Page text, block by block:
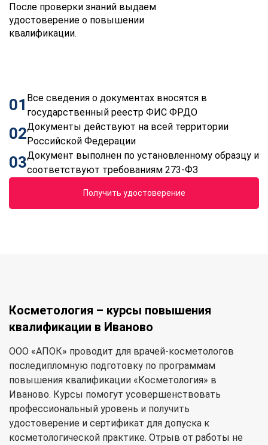
После проверки знаний выдаем
удостоверение о повышении
квалификации.
01 Все сведения о документах вносятся в
государственный реестр ФИС ФРДО
02Документы действуют на всей территории
Российской Федерации
03Документ выполнен по установленному образцу и
соответствуют требованиям 273-ФЗ
Получить удостоверение
Косметология – курсы повышения
квалификации в Иваново
ООО «АПОК» проводит для врачей-косметологов
последипломную подготовку по программам
повышения квалификации «Косметология» в
Иваново. Курсы помогут усовершенствовать
профессиональный уровень и получить
удостоверение и сертификат для допуска к
косметологической практике. Отрыв от работы не